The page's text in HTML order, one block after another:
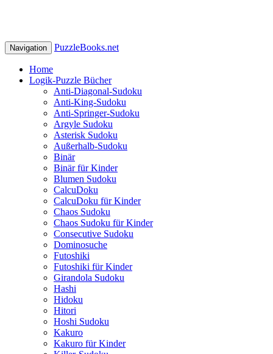
Navigation PuzzleBooks.net
Home
Logik-Puzzle Bücher
Anti-Diagonal-Sudoku
Anti-King-Sudoku
Anti-Springer-Sudoku
Argyle Sudoku
Asterisk Sudoku
Außerhalb-Sudoku
Binär
Binär für Kinder
Blumen Sudoku
CalcuDoku
CalcuDoku für Kinder
Chaos Sudoku
Chaos Sudoku für Kinder
Consecutive Sudoku
Dominosuche
Futoshiki
Futoshiki für Kinder
Girandola Sudoku
Hashi
Hidoku
Hitori
Hoshi Sudoku
Kakuro
Kakuro für Kinder